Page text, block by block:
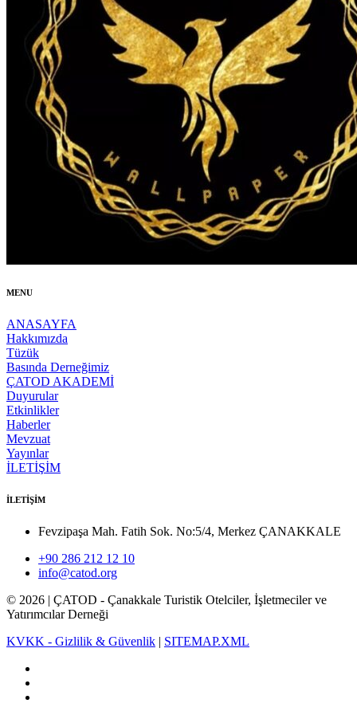
MENU
ANASAYFA
Hakkımızda
Tüzük
Basında Derneğimiz
ÇATOD AKADEMİ
Duyurular
Etkinlikler
Haberler
Mevzuat
Yayınlar
İLETİŞİM
İLETİŞİM
Fevzipaşa Mah. Fatih Sok. No:5/4, Merkez ÇANAKKALE
+90 286 212 12 10
info@catod.org
© 2026 | ÇATOD - Çanakkale Turistik Otelciler, İşletmeciler ve
Yatırımcılar Derneği
KVKK - Gizlilik & Güvenlik | SITEMAP.XML